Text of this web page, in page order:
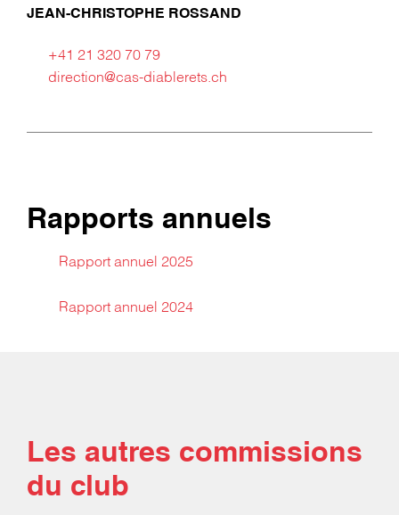
JEAN-CHRISTOPHE ROSSAND
+41 21 320 70 79
direction@cas-diablerets.ch
Rapports annuels
Rapport annuel 2025
Rapport annuel 2024
Les autres commissions
du club